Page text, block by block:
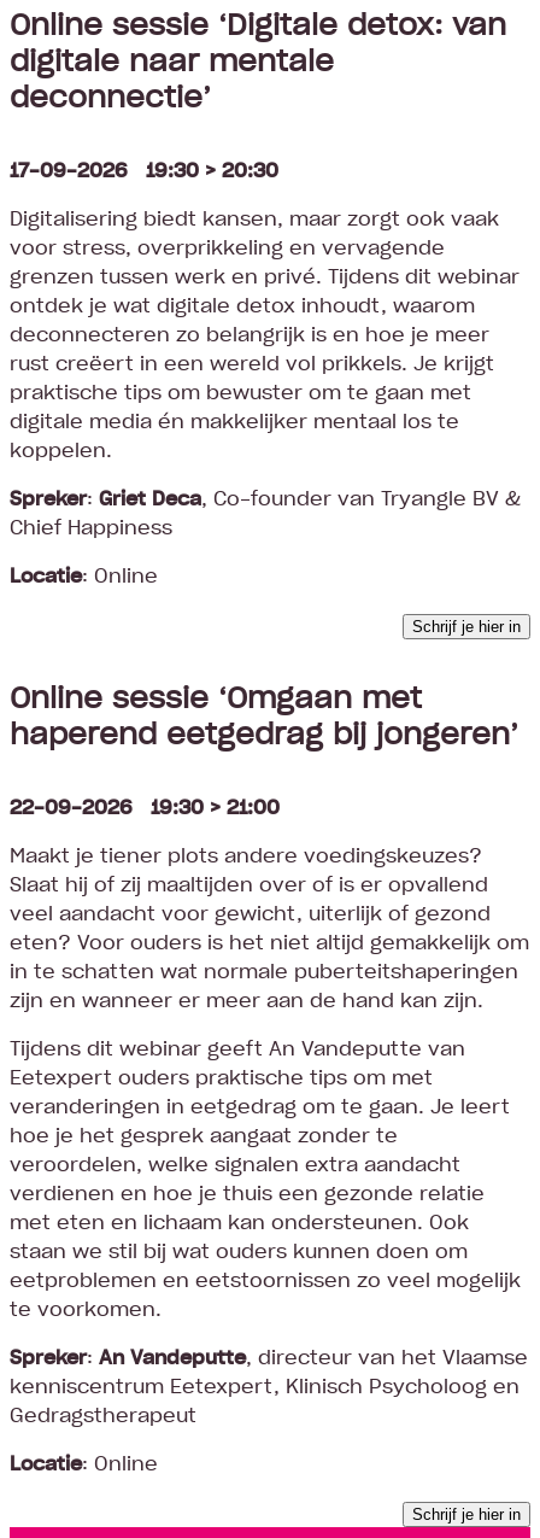
Online sessie ‘Digitale detox: van
digitale naar mentale
deconnectie’
17-09-2026 19:30 > 20:30
Digitalisering biedt kansen, maar zorgt ook vaak
voor stress, overprikkeling en vervagende
grenzen tussen werk en privé. Tijdens dit webinar
ontdek je wat digitale detox inhoudt, waarom
deconnecteren zo belangrijk is en hoe je meer
rust creëert in een wereld vol prikkels. Je krijgt
praktische tips om bewuster om te gaan met
digitale media én makkelijker mentaal los te
koppelen.
Spreker: Griet Deca, Co-founder van Tryangle BV &
Chief Happiness
Locatie: Online
Schrijf je hier in
Online sessie ‘Omgaan met
haperend eetgedrag bij jongeren’
22-09-2026 19:30 > 21:00
Maakt je tiener plots andere voedingskeuzes?
Slaat hij of zij maaltijden over of is er opvallend
veel aandacht voor gewicht, uiterlijk of gezond
eten? Voor ouders is het niet altijd gemakkelijk om
in te schatten wat normale puberteitshaperingen
zijn en wanneer er meer aan de hand kan zijn.
Tijdens dit webinar geeft An Vandeputte van
Eetexpert ouders praktische tips om met
veranderingen in eetgedrag om te gaan. Je leert
hoe je het gesprek aangaat zonder te
veroordelen, welke signalen extra aandacht
verdienen en hoe je thuis een gezonde relatie
met eten en lichaam kan ondersteunen. Ook
staan we stil bij wat ouders kunnen doen om
eetproblemen en eetstoornissen zo veel mogelijk
te voorkomen.
Spreker: An Vandeputte, directeur van het Vlaamse
kenniscentrum Eetexpert, Klinisch Psycholoog en
Gedragstherapeut
Locatie: Online
Schrijf je hier in